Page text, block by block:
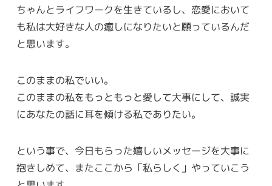
ちゃんとライフワークを生きているし、恋愛において
も私は大好きな人の癒しになりたいと願っているんだ
と思います。
このままの私でいい。
このままの私をもっともっと愛して大事にして、誠実
にあなたの話に耳を傾ける私でありたい。
という事で、今日もらった嬉しいメッセージを大事に
抱きしめて、またここから「私らしく」やっていこう